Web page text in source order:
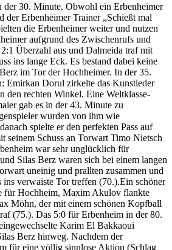
der 30. Minute. Obwohl ein Erbenheimer
der Erbenheimer Trainer „Schießt mal
die Erbenheimer weiter und nutzen
aufgrund des Zwischenrufs und
Überzahl aus und Dalmeida traf mit
ins lange Eck. Es bestand dabei keine
im Tor der Hochheimer. In der 35.
Emirkan Dorul zirkelte das Kunstleder
den rechten Winkel. Eine Weltklasse-
gab es in der 43. Minute zu
wurden von ihm wie
spielte er den perfekten Pass auf
seinem Schuss an Torwart Timo Nietsch
war sehr unglücklich für
Silas Berz waren sich bei einem langen
uneinig und prallten zusammen und
verwaiste Tor treffen (70.).Ein schöner
für Hochheim, Maxim Akulov flankte
Möhn, der mit einem schönen Kopfball
(75.). Das 5:0 für Erbenheim in der 80.
Karim El Bakkaoui
Berz hinweg. Nachdem der
für eine völlig sinnlose Aktion (Schlag